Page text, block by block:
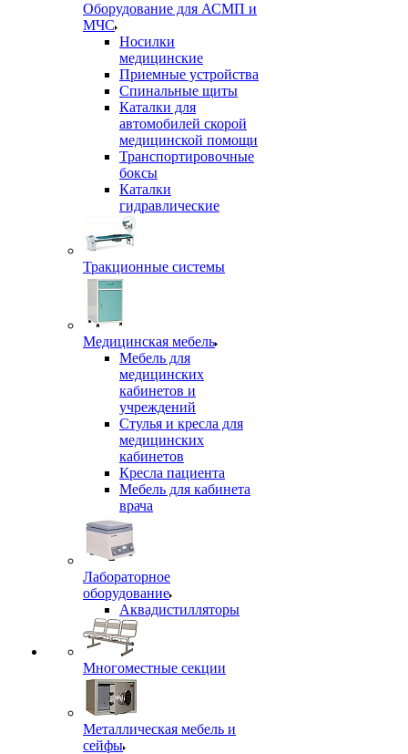
Оборудование для АСМП и
МЧС
Носилки
медицинские
Приемные устройства
Спинальные щиты
Каталки для
автомобилей скорой
медицинской помощи
Транспортировочные
боксы
Каталки
гидравлические
Тракционные системы
Медицинская мебель
Мебель для
медицинских
кабинетов и
учреждений
Стулья и кресла для
медицинских
кабинетов
Кресла пациента
Мебель для кабинета
врача
Лабораторное
оборудование
Аквадистилляторы
Многоместные секции
Металлическая мебель и
сейфы